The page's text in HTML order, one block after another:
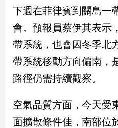
星
聞
流
行/
時
追
下週在菲律賓到關島一
會。預報員蔡伊其表示
帶系統，也會因冬季北
帶系統移動方向偏南，
路徑仍需持續觀察。
空氣品質方面，今天受
面擴散條件佳，南部位